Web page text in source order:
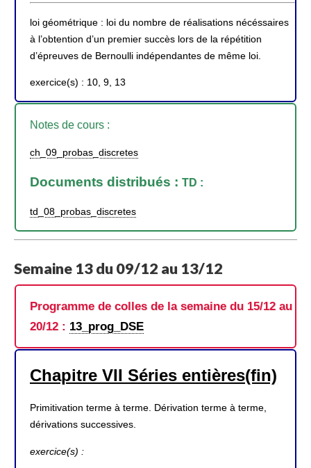
loi géométrique : loi du nombre de réalisations nécéssaires
à l’obtention d’un premier succès lors de la répétition
d’épreuves de Bernoulli indépendantes de même loi.
exercice(s) : 10, 9, 13
Notes de cours :
ch_09_probas_discretes
Documents distribués : TD :
td_08_probas_discretes
Semaine 13 du 09/12 au 13/12
Programme de colles de la semaine du 15/12 au
20/12 : 13_prog_DSE
Chapitre VII Séries entières(fin)
Primitivation terme à terme. Dérivation terme à terme,
dérivations successives.
exercice(s) :